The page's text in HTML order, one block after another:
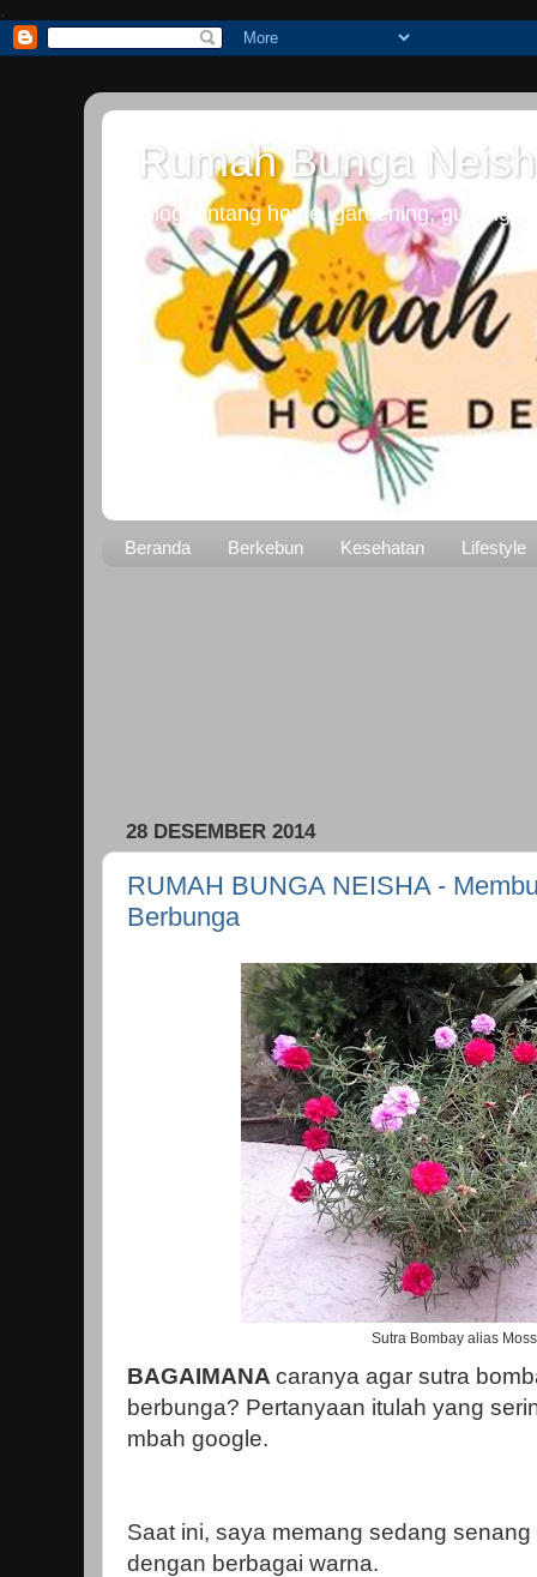
.
Rumah Bunga
Blog tentang home, gardening, guiding
Beranda Berkebun Kesehatan Lifestyle
28 DESEMBER 2014
RUMAH BUNGA NEISHA -
Berbunga
Sutra Bombay alias
BAGAIMANA caranya agar sutra
berbunga? Pertanyaan itulah yang
mbah google.
Saat ini, saya memang sedang
dengan berbagai warna.